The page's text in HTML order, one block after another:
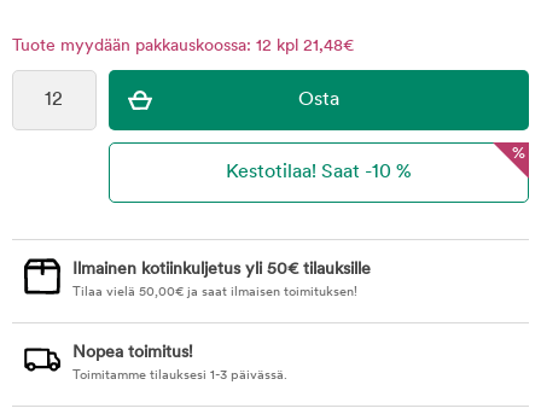
Tuote myydään pakkauskoossa: 12 kpl 21,48€
%
Ilmainen kotiinkuljetus yli 50€ tilauksille
Tilaa vielä 50,00€ ja saat ilmaisen toimituksen!
Nopea toimitus!
Toimitamme tilauksesi 1-3 päivässä.